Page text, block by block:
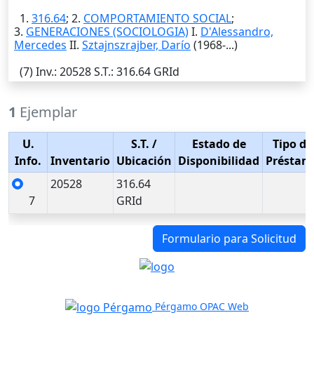
1. 316.64; 2. COMPORTAMIENTO SOCIAL;
3. GENERACIONES (SOCIOLOGIA)I. D'Alessandro,
Mercedes II. Sztajnszrajber, Darío (1968-...)
(7)Inv.: 20528S.T.: 316.64 GRId
1 Ejemplar
U.
Info.
Inventario
S.T. /
Ubicación
Estado de
Disponibilidad
Tipo de
7
20528
316.64
GRId
Formulario para Solicitud
Pérgamo OPAC Web